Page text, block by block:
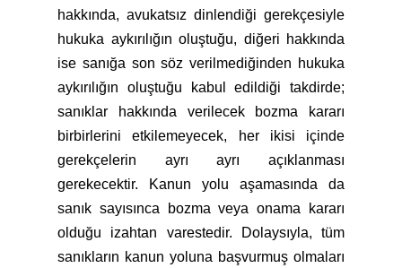
hakkında, avukatsız dinlendiği gerekçesiyle
hukuka aykırılığın oluştuğu, diğeri hakkında
ise sanığa son söz verilmediğinden hukuka
aykırılığın oluştuğu kabul edildiği takdirde;
sanıklar hakkında verilecek bozma kararı
birbirlerini etkilemeyecek, her ikisi içinde
gerekçelerin ayrı ayrı açıklanması
gerekecektir. Kanun yolu aşamasında da
sanık sayısınca bozma veya onama kararı
olduğu izahtan varestedir. Dolaysıyla, tüm
sanıkların kanun yoluna başvurmuş olmaları